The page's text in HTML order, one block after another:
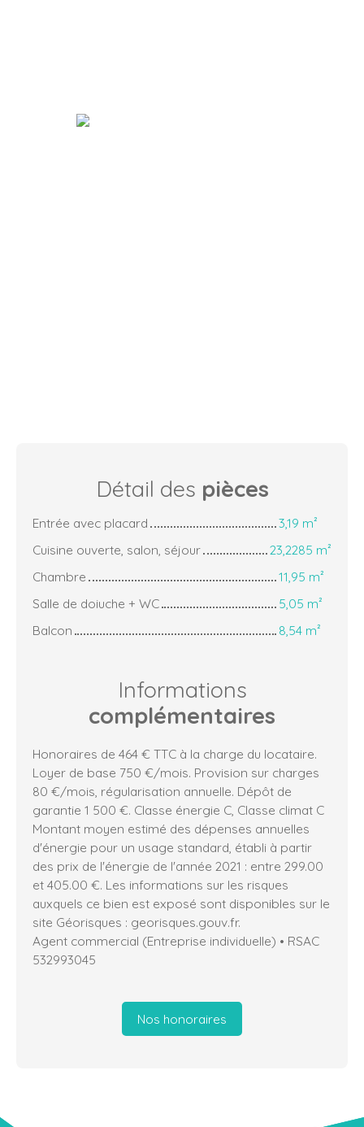
Détail des pièces
Entrée avec placard
3,19 m²
Cuisine ouverte, salon, séjour
23,2285 m²
Chambre
11,95 m²
Salle de doiuche + WC
5,05 m²
Balcon
8,54 m²
Informations
complémentaires
Honoraires de 464 € TTC à la charge du locataire.
Loyer de base 750 €/mois. Provision sur charges
80 €/mois, régularisation annuelle. Dépôt de
garantie 1 500 €. Classe énergie C, Classe climat C
Montant moyen estimé des dépenses annuelles
d'énergie pour un usage standard, établi à partir
des prix de l'énergie de l'année 2021 : entre 299.00
et 405.00 €. Les informations sur les risques
auxquels ce bien est exposé sont disponibles sur le
site Géorisques : georisques.gouv.fr.
Agent commercial (Entreprise individuelle) • RSAC
532993045
Nos honoraires